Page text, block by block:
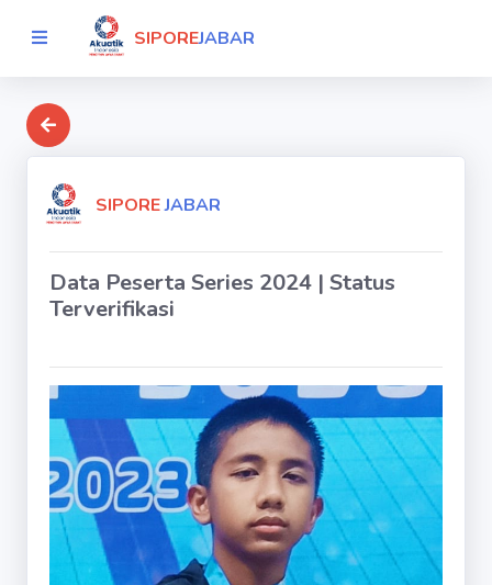
SIPOREJABAR
SIPOREJABAR
Data Peserta Series 2024 | Status
Terverifikasi